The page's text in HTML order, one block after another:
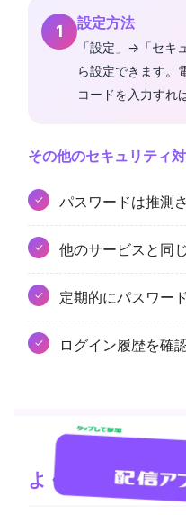
設定方法
「設定」→「セキ
ら設定できます。
コードを入力すれ
その他のセキュリティ
パスワードは推測
他のサービスと同
定期的にパスワー
ログイン履歴を確
よくある質問